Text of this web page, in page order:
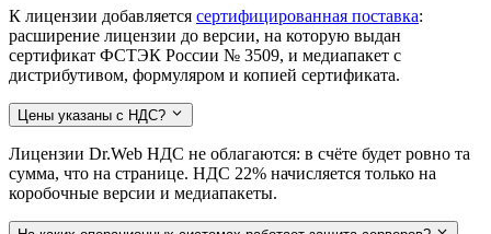
К лицензии добавляется сертифицированная поставка:
расширение лицензии до версии, на которую выдан
сертификат ФСТЭК России № 3509, и медиапакет с
дистрибутивом, формуляром и копией сертификата.
Цены указаны с НДС?
Лицензии Dr.Web НДС не облагаются: в счёте будет ровно та
сумма, что на странице. НДС 22% начисляется только на
коробочные версии и медиапакеты.